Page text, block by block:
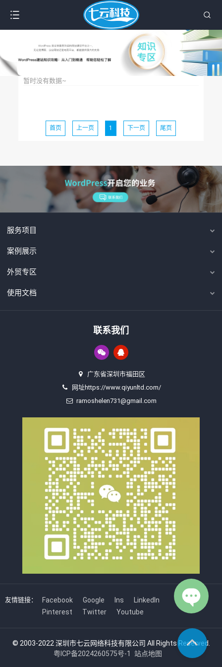
暂时没有数据~
首页 上一页 1 下一页 尾页
服务项目
案例展示
外贸专区
使用文档
联系我们
广东省深圳市福田区
网址https://www.qiyunltd.com/
ramoshelen731@gmail.com
友情链接： Facebook Google Ins
LinkedIn
Pinterest
Twitter Youtube
© 2003-2022 深圳市七云网络科技有限公司 All Rights Reserved.
粤ICP备2024260575号-1
站点地图